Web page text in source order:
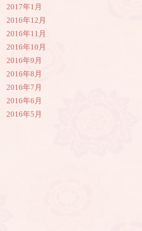
2017年1月
2016年12月
2016年11月
2016年10月
2016年9月
2016年8月
2016年7月
2016年6月
2016年5月